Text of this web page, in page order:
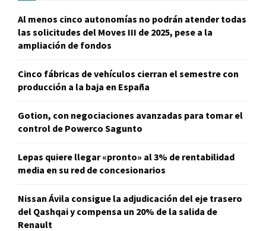
Al menos cinco autonomías no podrán atender todas
las solicitudes del Moves III de 2025, pese a la
ampliación de fondos
Cinco fábricas de vehículos cierran el semestre con
producción a la baja en España
Gotion, con negociaciones avanzadas para tomar el
control de Powerco Sagunto
Lepas quiere llegar «pronto» al 3% de rentabilidad
media en su red de concesionarios
Nissan Ávila consigue la adjudicación del eje trasero
del Qashqai y compensa un 20% de la salida de
Renault